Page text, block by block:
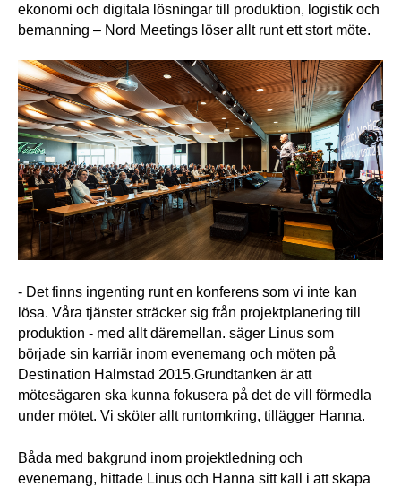
ekonomi och digitala lösningar till produktion, logistik och
bemanning – Nord Meetings löser allt runt ett stort möte.
- Det finns ingenting runt en konferens som vi inte kan
lösa. Våra tjänster sträcker sig från projektplanering till
produktion - med allt däremellan. säger Linus som
började sin karriär inom evenemang och möten på
Destination Halmstad 2015.Grundtanken är att
mötesägaren ska kunna fokusera på det de vill förmedla
under mötet. Vi sköter allt runtomkring, tillägger Hanna.
Båda med bakgrund inom projektledning och
evenemang, hittade Linus och Hanna sitt kall i att skapa